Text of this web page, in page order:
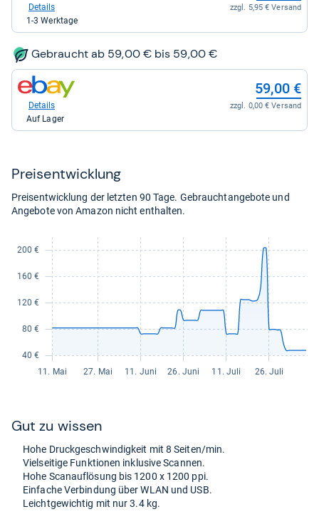
kaufen.
Kaufland
kaufen.
zzgl. 5,95 € Versand
Details
1-3 Werktage
Gebraucht ab 59,00 € bis 59,00 €
zum
Shop:
eBay
59,00 €
zzgl. 0,00 € Versand
Details
Auf Lager
Preis­ent­wick­lung
Preisentwicklung der letzten 90 Tage. Gebrauchtangebote und
Angebote von Amazon nicht enthalten.
Gut zu wis­sen
Hohe Druck­ge­schwin­dig­keit mit 8 Sei­ten/min.
Viel­sei­tige Funk­tio­nen inklu­sive Scan­nen.
Hohe Scanauf­lö­sung bis 1200 x 1200 ppi.
Ein­fa­che Ver­bin­dung über WLAN und USB.
Leicht­ge­wich­tig mit nur 3.4 kg.